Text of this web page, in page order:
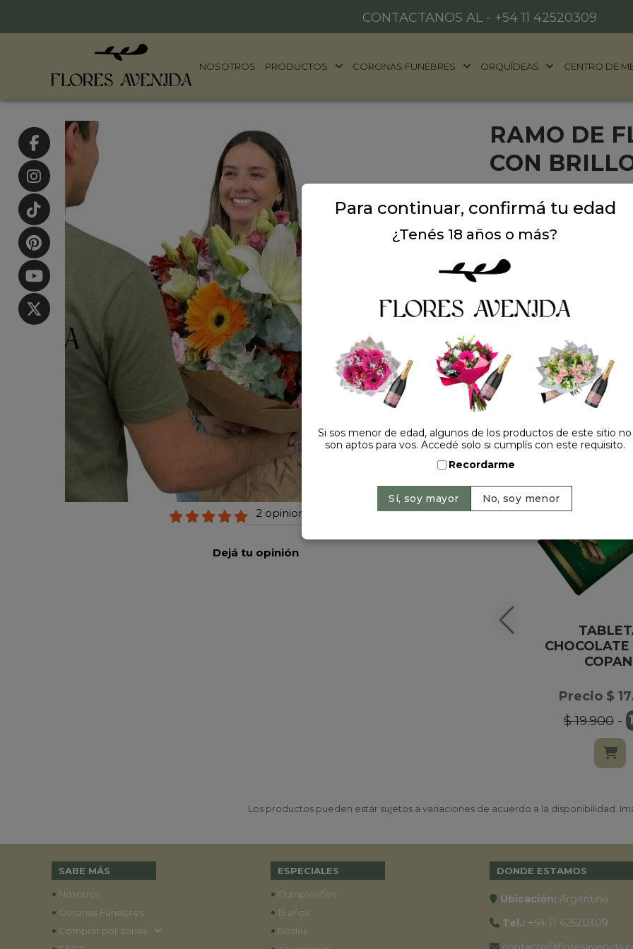
CONTACTANOS AL - +54 11 42520309
NOSOTROS PRODUCTOS CORONAS FUNEBRES ORQUÍDEAS CENTRO DE
2 opiniones +
Dejá tu opinión
RAMO DE
CON
Ramo extra grande
espolvoreado con brillo
Precio: $ 169.000
HACELO
Precio $
$ 19.900-
Los productos pueden estar sujetos a variaciones de acuerdo a la disponibilidad.
SABE MÁS
• Nosotros
• Coronas Fúnebres
• Comprar por zonas
ESPECIALES
• Cumpleaños
• 15 años
• Bodas
DONDE ESTAMOS
Ubicación: Argentina
Tel.: +54 11 42520309
Para continuar, confirmá tu edad
¿Tenés 18 años o más?
Si sos menor de edad, algunos de los productos de este sitio no
son aptos para vos. Accedé solo si cumplís con este requisito.
Recordarme